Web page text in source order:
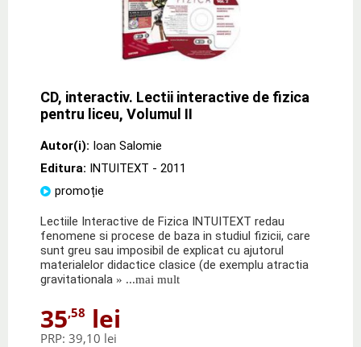
CD, interactiv. Lectii interactive de fizica
pentru liceu, Volumul II
Autor(i): Ioan Salomie
Editura: INTUITEXT - 2011
promoție
Lectiile Interactive de Fizica INTUITEXT redau
fenomene si procese de baza in studiul fizicii, care
sunt greu sau imposibil de explicat cu ajutorul
materialelor didactice clasice (de exemplu atractia
gravitationala » ...mai mult
35,58 lei
PRP: 39,10 lei